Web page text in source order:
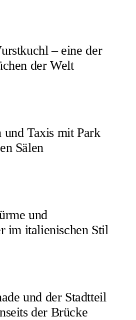
– eine der
der Welt
und Taxis mit Park
Sälen
und
im italienischen Stil
und der Stadtteil
der Brücke